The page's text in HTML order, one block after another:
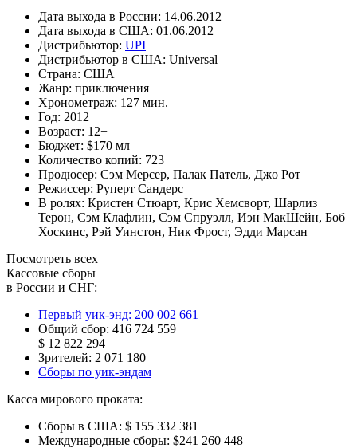
Дата выхода в России: 14.06.2012
Дата выхода в США: 01.06.2012
Дистрибьютор: UPI
Дистрибьютор в США: Universal
Страна: США
Жанр: приключения
Хронометраж: 127 мин.
Год: 2012
Возраст: 12+
Бюджет: $170 мл
Количество копий: 723
Продюсер: Сэм Мерсер, Палак Патель, Джо Рот
Режиссер: Руперт Сандерс
В ролях: Кристен Стюарт, Крис Хемсворт, Шарлиз
Терон, Сэм Клафлин, Сэм Спруэлл, Иэн МакШейн, Боб
Хоскинс, Рэй Уинстон, Ник Фрост, Эдди Марсан
Посмотреть всех
Кассовые сборы
в России и СНГ:
Первый уик-энд: 200 002 661
Общий сбор: 416 724 559
$ 12 822 294
Зрителей: 2 071 180
Сборы по уик-эндам
Касса мирового проката:
Сборы в США: $ 155 332 381
Международные сборы: $241 260 448